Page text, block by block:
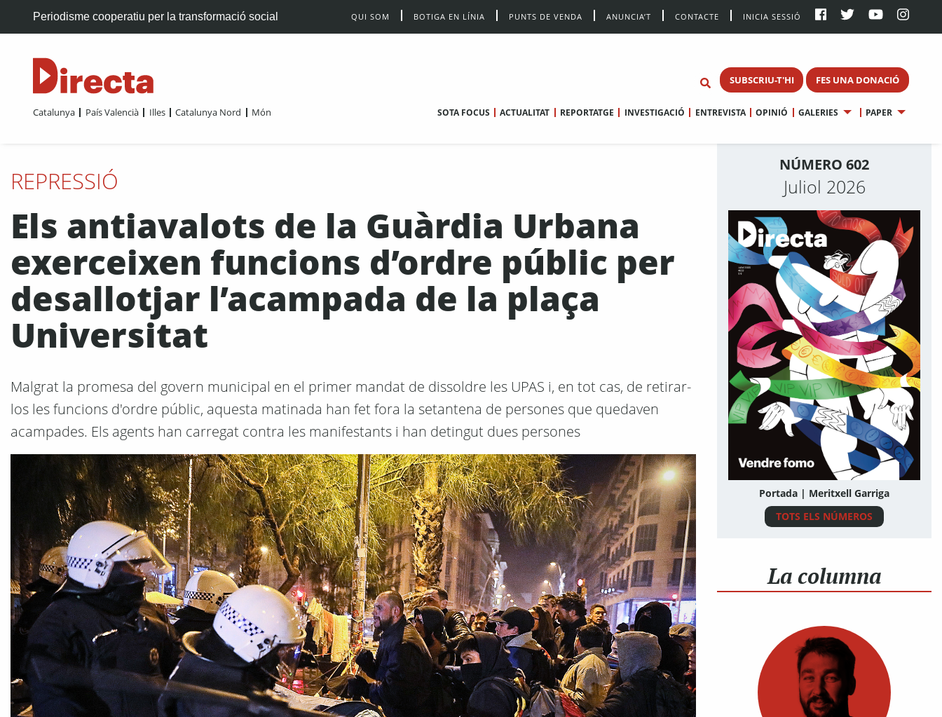
Periodisme cooperatiu per la transformació social QUI SOM BOTIGA EN LÍNIA PUNTS DE VENDA ANUNCIA’T CONTACTE INICIA SESSIÓ
SUBSCRIU-T'HI FES UNA DONACIÓ
Catalunya País Valencià Illes Catalunya Nord Món SOTA FOCUS ACTUALITAT REPORTATGE INVESTIGACIÓ ENTREVISTA OPINIÓ GALERIES PAPER
REPRESSIÓ
Els antiavalots de la Guàrdia Urbana
exerceixen funcions d’ordre públic per
desallotjar l’acampada de la plaça
Universitat
Malgrat la promesa del govern municipal en el primer mandat de dissoldre les UPAS i, en tot cas, de retirar-
los les funcions d'ordre públic, aquesta matinada han fet fora la setantena de persones que quedaven
acampades. Els agents han carregat contra les manifestants i han detingut dues persones
NÚMERO 602
Juliol 2026
Portada | Meritxell Garriga
TOTS ELS NÚMEROS
La columna